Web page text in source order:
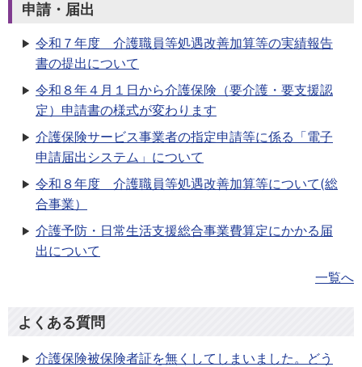
申請・届出
令和７年度 介護職員等処遇改善加算等の実績報告
書の提出について
令和８年４月１日から介護保険（要介護・要支援認
定）申請書の様式が変わります
介護保険サービス事業者の指定申請等に係る「電子
申請届出システム」について
令和８年度 介護職員等処遇改善加算等について(総
合事業）
介護予防・日常生活支援総合事業費算定にかかる届
出について
一覧へ
よくある質問
介護保険被保険者証を無くしてしまいました。どう